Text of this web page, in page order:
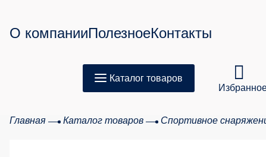
О компанииПолезноеКонтакты
Каталог товаров
Главная Каталог товаров Спортивное